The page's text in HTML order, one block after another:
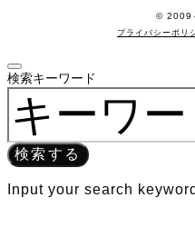
©️ 2009
プライバシーポリ
検索キーワード
検索する
Input your search